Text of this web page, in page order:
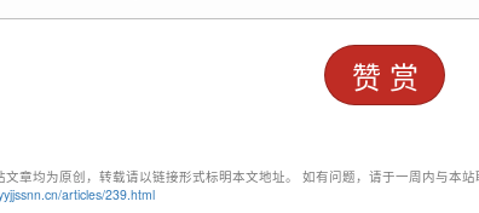
赞 赏
文章均为原创，转载请以链接形式标明本文地址。 如有问题，请于一周内与本
articles/239.html